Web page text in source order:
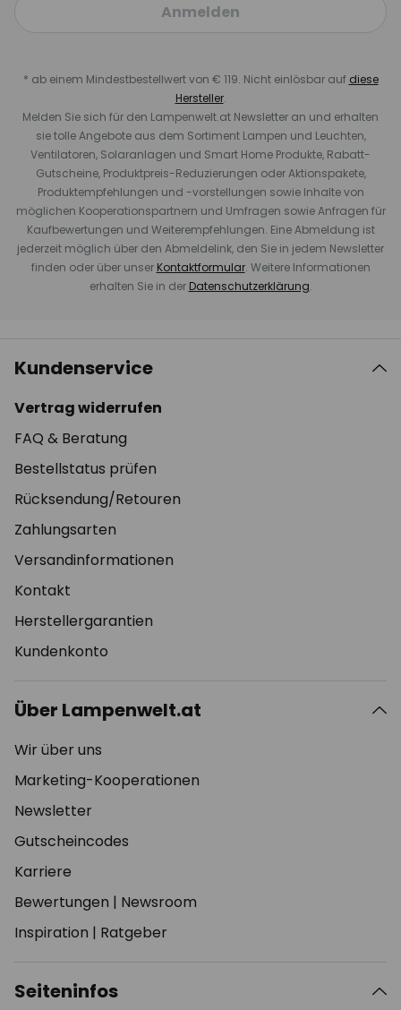
Anmelden
* ab einem Mindestbestellwert von € 119. Nicht einlösbar auf diese
Hersteller.
Melden Sie sich für den Lampenwelt.at Newsletter an und erhalten
sie tolle Angebote aus dem Sortiment Lampen und Leuchten,
Ventilatoren, Solaranlagen und Smart Home Produkte, Rabatt-
Gutscheine, Produktpreis-Reduzierungen oder Aktionspakete,
Produktempfehlungen und -vorstellungen sowie Inhalte von
möglichen Kooperationspartnern und Umfragen sowie Anfragen für
Kaufbewertungen und Weiterempfehlungen. Eine Abmeldung ist
jederzeit möglich über den Abmeldelink, den Sie in jedem Newsletter
finden oder über unser Kontaktformular. Weitere Informationen
erhalten Sie in der Datenschutzerklärung.
Kundenservice
Vertrag widerrufen
FAQ & Beratung
Bestellstatus prüfen
Rücksendung/Retouren
Zahlungsarten
Versandinformationen
Kontakt
Herstellergarantien
Kundenkonto
Über Lampenwelt.at
Wir über uns
Marketing-Kooperationen
Newsletter
Gutscheincodes
Karriere
Bewertungen | Newsroom
Inspiration | Ratgeber
Seiteninfos